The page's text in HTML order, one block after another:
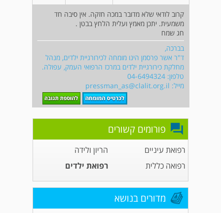
קרוב לודאי שלא מדובר במכה חזקה. אין סיבה חד
משמעית. יתכן מאמץ ועלית הלחץ בבטן .
חג שמח
בברכה,
ד"ר אשר פרסמן הינו מומחה לכירורגיית ילדים, מנהל
מחלקת כירורגיית ילדים במרכז הרפואי העמק, עפולה.
טלפון: 04-6494324
מייל: pressman_as@clalit.org.il
פורומים קשורים
רפואת עיניים
הריון ולידה
רפואה כללית
רפואת ילדים
מדורים בנושא